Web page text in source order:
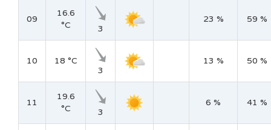
09
16.6
°C
3
23 % 59 %
10
18 °C
3
13 % 50 %
11
19.6
°C
3
6 % 41 %